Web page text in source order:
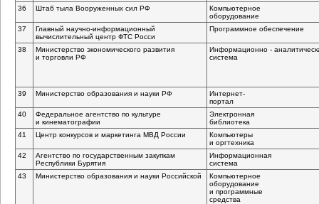
36
Штаб тыла Вооруженных сил РФ
Компьютерное
оборудование
37
Главный научно-информационный
вычислительный центр ФТС Росси
Программное обеспечение
38
Министерство экономического развития
и торговли РФ
Информационно -
система
39 Министерство образования и науки РФ
Интернет-
портал
40
Федеральное агентство по культуре
и кинематографии
Электронная
библиотека
41
Центр конкурсов и маркетинга МВД России
Компьютеры
и оргтехника
42
Агентство по государственным закупкам
Республики Бурятия
Информационная
система
43
Министерство образования и науки Российской
Компьютерное
оборудование
и программные
средства